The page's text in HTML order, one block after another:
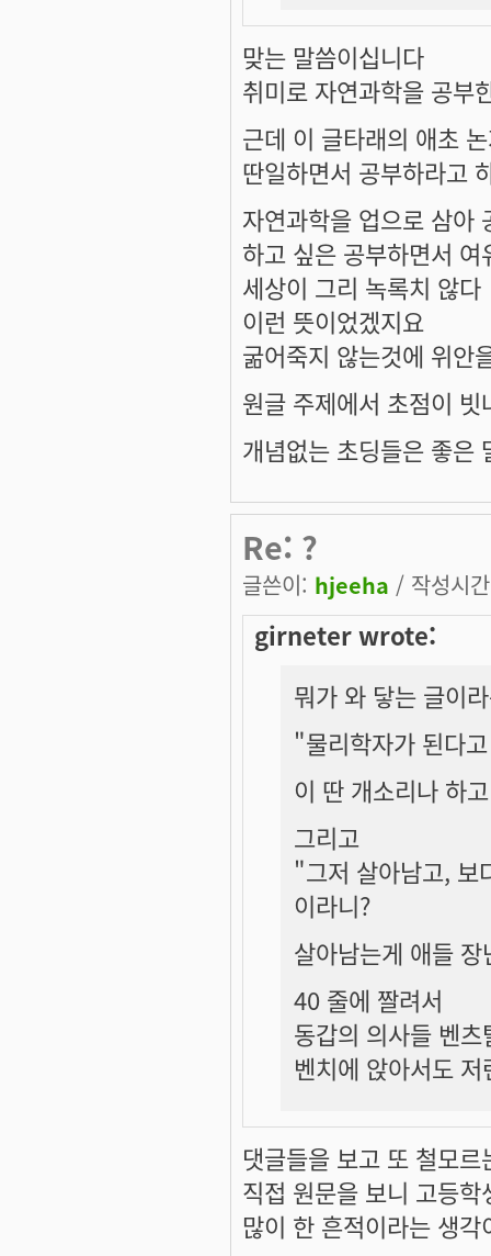
맞는 말씀이십니다
취미로 자연과학을 공부
근데 이 글타래의 애초
딴일하면서 공부하라고
자연과학을 업으로 삼아
하고 싶은 공부하면서
세상이 그리 녹록치 않다
이런 뜻이었겠지요
굶어죽지 않는것에 위안
원글 주제에서 초점이
개념없는 초딩들은 좋은
Re: ?
글쓴이: hjeeha / 작성시
girneter wrote:
뭐가 와 닿는 글이
"물리학자가 된다
이 딴 개소리나 하
그리고
"그저 살아남고, 보
이라니?
살아남는게 애들 장
40 줄에 짤려서
동갑의 의사들 벤츠
벤치에 앉아서도
댓글들을 보고 또 철모
직접 원문을 보니 고등
많이 한 흔적이라는 생각